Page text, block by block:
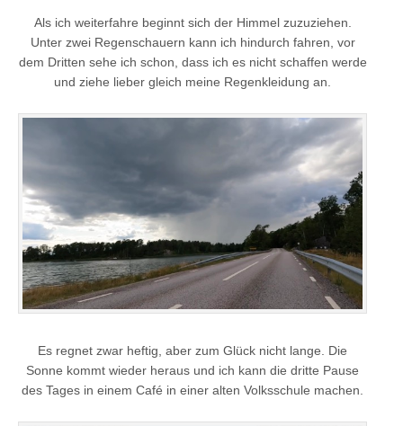
Als ich weiterfahre beginnt sich der Himmel zuzuziehen.
Unter zwei Regenschauern kann ich hindurch fahren, vor
dem Dritten sehe ich schon, dass ich es nicht schaffen werde
und ziehe lieber gleich meine Regenkleidung an.
Es regnet zwar heftig, aber zum Glück nicht lange. Die
Sonne kommt wieder heraus und ich kann die dritte Pause
des Tages in einem Café in einer alten Volksschule machen.